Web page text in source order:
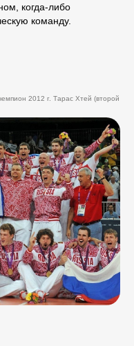
когда-либо
команду.
2012 г. Тарас Хтей (второй